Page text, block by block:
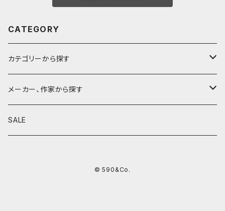
CATEGORY
カテゴリーから探す
鉛筆
鉛筆補助軸
メーカー、作家から探す
590&Co.
SALE
© 590&Co.